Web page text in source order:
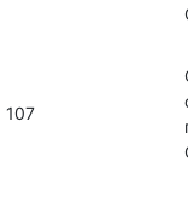
107